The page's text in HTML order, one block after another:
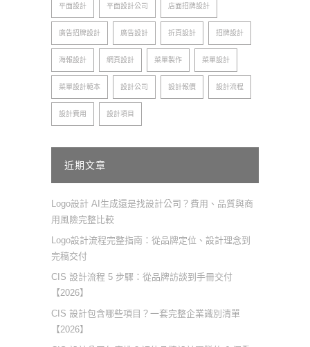
平面設計 平面設計公司 店面招牌設計
廣告招牌設計 廣告設計 折頁設計 招牌設計
海報設計 網頁設計 菜單製作 菜單設計
菜單設計範本 設計公司 設計報價 設計流程
設計費用 設計項目
近期文章
Logo設計 AI生成還是找設計公司？費用、品質與商
用風險完整比較
Logo設計流程完整指南：從品牌定位、設計理念到
完稿交付
CIS 設計流程 5 步驟：從品牌訪談到手冊交付
【2026】
CIS 設計包含哪些項目？一套完整企業識別清單
【2026】